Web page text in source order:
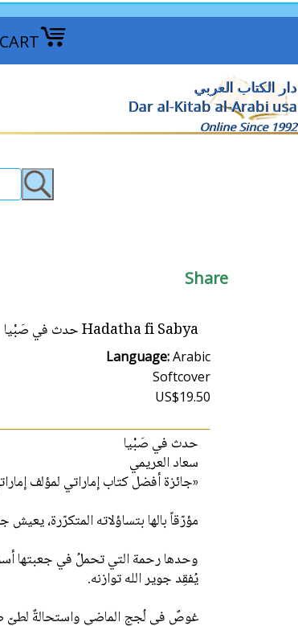
CART
دار الكتاب العربي
Dar al-Kitab al-Arabi usa
Online Since 1992
Share
Hadatha fi Sabya حدث في صَبْيا
Language:Arabic
Softcover
US$19.50
حدث في صَبْيا
سعاد العريمي
«جائزة أفضل كتاب إماراتي لمؤلف
مؤرّقاً بالها بتساؤلاته المتكرّرة،
وحدها رحمة التي تحملُ في جعبتها
يُفقِد جوير الله توازنه.
غوصٌ في لُجج الماضي واستحالةٌ لطيّ